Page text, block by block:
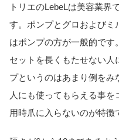
トリエのLebeLは美容業界
す。ポンプとグロおよびミ
はポンプの方が一般的です
セットを長くもたせない人
プというのはあまり例をみ
人にも使ってもらえる事
用時爪に入らないのが特徴